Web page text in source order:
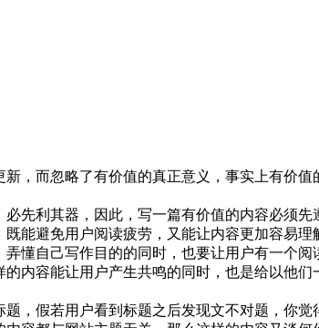
，而忽略了有价值的真正意义，事实上有价值
利其器，因此，写一篇有价值的内容必须先
能避免用户阅读疲劳，又能让内容更加容易理
自己写作目的的同时，也要让用户有一个阅
内容能让用户产生共鸣的同时，也是给以他们
假若用户看到标题之后发现文不对题，你觉